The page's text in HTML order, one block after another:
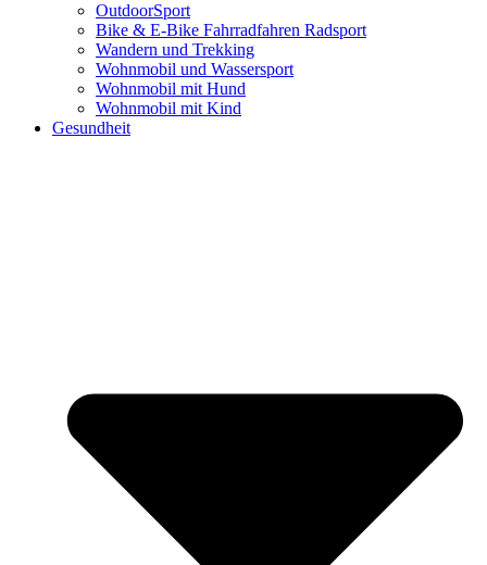
OutdoorSport
Bike & E-Bike Fahrradfahren Radsport
Wandern und Trekking
Wohnmobil und Wassersport
Wohnmobil mit Hund
Wohnmobil mit Kind
Gesundheit